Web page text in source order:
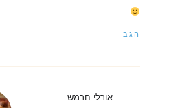
הגב
אורלי חרמש